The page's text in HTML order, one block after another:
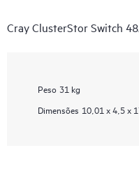
Cray ClusterStor Switch
Peso 31 kg
Dimensões 10,01 x 4,5 x